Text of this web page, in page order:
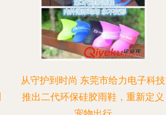
从守护到时尚 东莞市给力电子科技
推出二代环保硅胶雨鞋，重新定义